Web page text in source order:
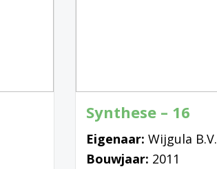
Synthese – 16
Eigenaar: Wijgula B.V.
Bouwjaar: 2011